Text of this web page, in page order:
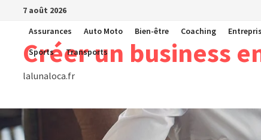
Passer7 août 2026
Assurances
Auto Moto Bien-être Coaching
Sports
Transports
Créer un business
lalunaloca.fr